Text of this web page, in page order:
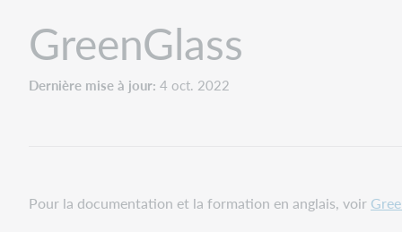
GreenGlass
Dernière mise à jour 4 oct. 2022
Pour la documentation et la formation en anglais, voir